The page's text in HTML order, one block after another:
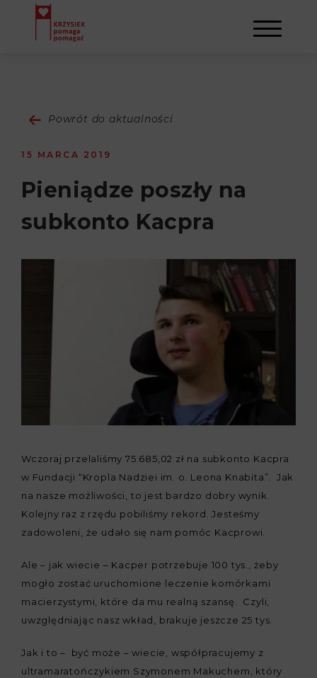
O NAS
NAPISALI O NAS
GALERIA
DZIAŁALNOŚĆ
NASI BENEFICJENCI
SULEJMAN
KONTAKT
REJESTRACJA
Powrót do aktualności
15 MARCA 2019
Pieniądze poszły na
subkonto Kacpra
Wczoraj przelaliśmy 75.685,02 zł na subkonto Kacpra
w Fundacji “Kropla Nadziei im. o. Leona Knabita”. Jak
na nasze możliwości, to jest bardzo dobry wynik.
Kolejny raz z rzędu pobiliśmy rekord. Jesteśmy
zadowoleni, że udało się nam pomóc Kacprowi.
Ale – jak wiecie – Kacper potrzebuje 100 tys., żeby
mogło zostać uruchomione leczenie komórkami
macierzystymi, które da mu realną szansę. Czyli,
uwzględniając nasz wkład, brakuje jeszcze 25 tys.
Jak i to – być może – wiecie, współpracujemy z
ultramaratończykiem Szymonem Makuchem, który